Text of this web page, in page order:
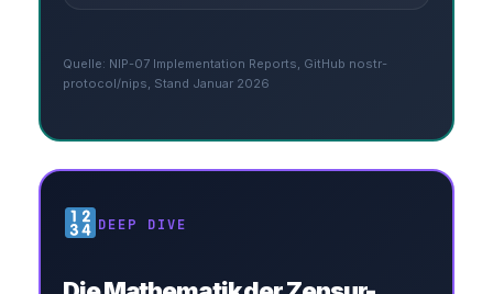
Quelle: NIP-07 Implementation Reports, GitHub nostr-
protocol/nips, Stand Januar 2026
DEEP DIVE